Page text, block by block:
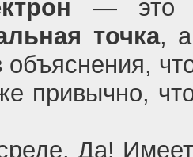
— это
точка,
объяснения,
привычно,
Да!